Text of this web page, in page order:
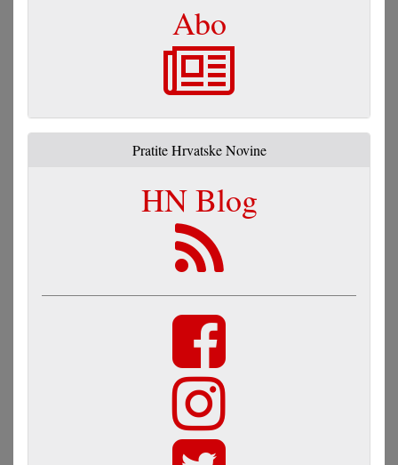
Abo
Pratite Hrvatske Novine
HN Blog